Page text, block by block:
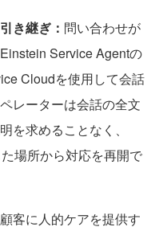
き継ぎ： 問い合わせが
Service Agentの
Cloudを使用して会話
レーターは会話の全文
を求めることなく、
場所から対応を再開で
客に人的ケアを提供す